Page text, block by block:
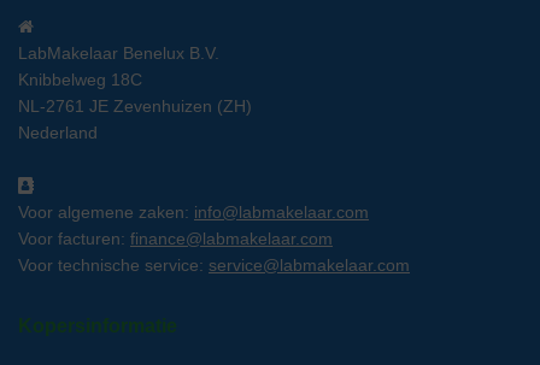
LabMakelaar Benelux B.V.
Knibbelweg 18C
NL-2761 JE Zevenhuizen (ZH)
Nederland
Voor algemene zaken: info@labmakelaar.com
Voor facturen: finance@labmakelaar.com
Voor technische service: service@labmakelaar.com
Kopersinformatie